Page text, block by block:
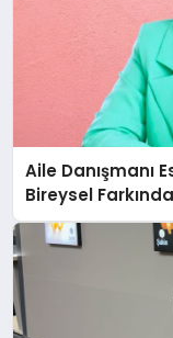
Aile Danışmanı
Bireysel
Anlatıyor